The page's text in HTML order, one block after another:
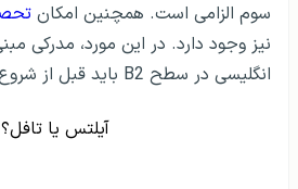
سوم الزامی است. همچنین امکان
نیز وجود دارد. در این مورد، مدرکی
انگلیسی در سطح B2 باید قبل از شروع برنامه ارائه شود.
آیلتس یا تافل؟